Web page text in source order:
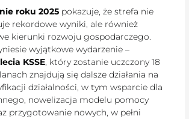
roku 2025 pokazuje, że strefa nie
rekordowe wyniki, ale również
kierunki rozwoju gospodarczego.
wyjątkowe wydarzenie –
KSSE, który zostanie uczczony 18
znajdują się dalsze działania na
działalności, w tym wsparcie dla
nowelizacja modelu pomocy
przygotowanie nowych, w pełni